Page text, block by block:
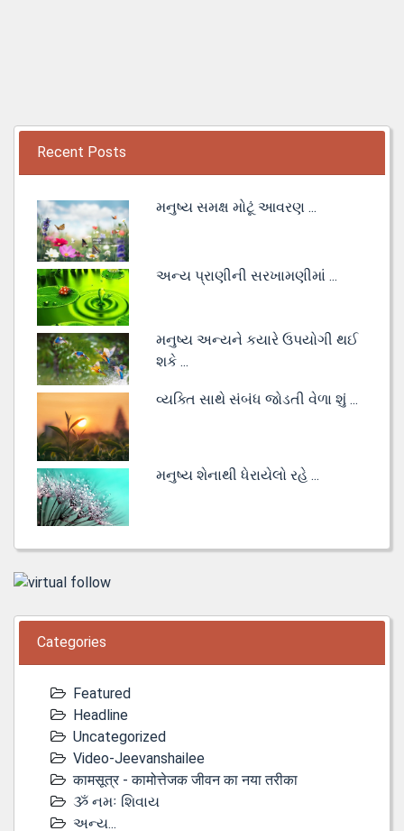
Recent Posts
મનુષ્ય સમક્ષ મોટૂં આવરણ ...
અન્ય પ્રાણીની સરખામણીમાં ...
મનુષ્ય અન્યને કયારે ઉપયોગી થઈ
શકે ...
વ્યક્તિ સાથે સંબંધ જોડતી વેળા શું ...
મનુષ્ય શેનાથી ધેરાયેલો રહે ...
Categories
Featured
Headline
Uncategorized
Video-Jeevanshailee
कामसूत्र - कामोत्तेजक जीवन का नया तरीका
ૐ નમઃ શિવાય
અન્ય...